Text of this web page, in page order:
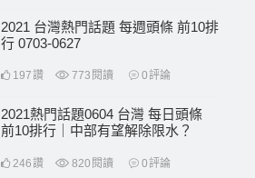
2021 台灣熱門話題 每週頭條 前10排
行 0703-0627
197讚 773 閱讀 0評論
2021熱門話題0604 台灣 每日頭條
前10排行｜中部有望解除限水？
246讚 820 閱讀 0評論